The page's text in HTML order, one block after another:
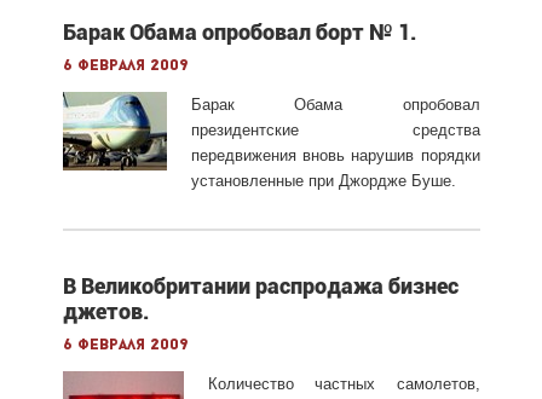
Барак Обама опробовал борт № 1.
6 февраля 2009
Барак Обама опробовал
президентские средства
передвижения вновь нарушив порядки
установленные при Джордже Буше.
В Великобритании распродажа бизнес
джетов.
6 февраля 2009
Количество частных самолетов,